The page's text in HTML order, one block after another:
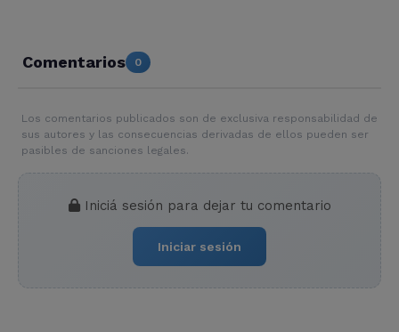
Comentarios 0
Los comentarios publicados son de exclusiva responsabilidad de
sus autores y las consecuencias derivadas de ellos pueden ser
pasibles de sanciones legales.
Iniciá sesión para dejar tu comentario
Iniciar sesión